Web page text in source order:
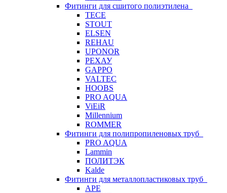
Фитинги для сшитого полиэтилена
TECE
STOUT
ELSEN
REHAU
UPONOR
РЕХАУ
GAPPO
VALTEC
HOOBS
PRO AQUA
ViEiR
Millennium
ROMMER
Фитинги для полипропиленовых труб
PRO AQUA
Lammin
ПОЛИТЭК
Kalde
Фитинги для металлопластиковых труб
APE